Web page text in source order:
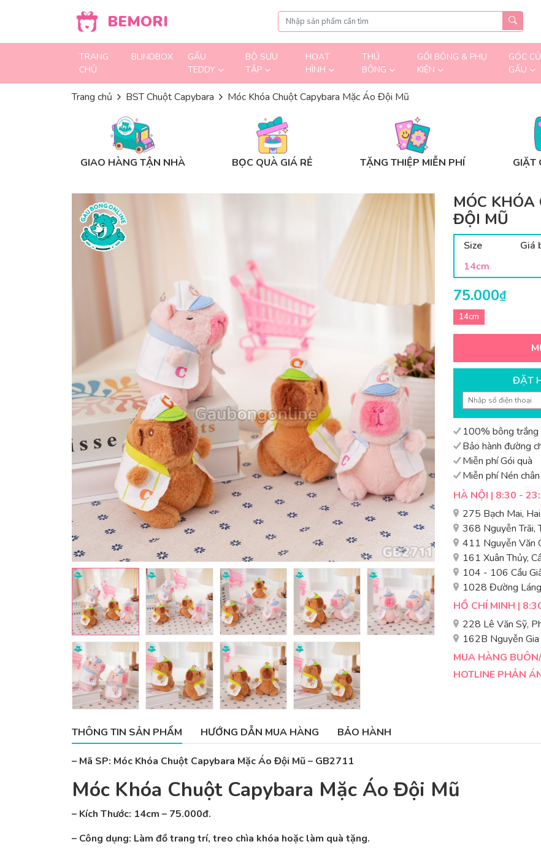
BEMORI
TRANG
CHỦ
BLINDBOX
GẤU
TEDDY
BỘ SƯU
TẬP
HOẠT
HÌNH
THÚ
BÔNG
GỐI BÔNG & PHỤ
KIỆN
GÓC
GẤU
Trang chủ BST Chuột Capybara Móc Khóa Chuột Capybara Mặc Áo Đội Mũ
GIAO HÀNG TẬN NHÀ BỌC QUÀ GIÁ RẺ TẶNG THIỆP MIỄN PHÍ GIẶT
MÓC
ĐỘI MŨ
Size Giá
14cm
75.000₫
14cm
ĐẶT
100% bông trắng
Bảo hành đường
Miễn phí Gói quà
Miễn phí Nén
HÀ NỘI | 8:30 -
275 Bạch Mai,
368 Nguyễn Trãi,
411 Nguyễn Văn
161 Xuân Thủy,
104 - 106 Cầu
1028 Đường
HỒ CHÍ MINH |
228 Lê Văn Sỹ,
162B Nguyễn
MUA HÀNG
HOTLINE PHẢN
THÔNG TIN SẢN PHẨM HƯỚNG DẪN MUA HÀNG BẢO HÀNH
– Mã SP: Móc Khóa Chuột Capybara Mặc Áo Đội Mũ– GB2711
Móc Khóa Chuột Capybara Mặc Áo Đội Mũ
– Kích Thước: 14cm – 75.000đ.
– Công dụng: Làm đồ trang trí, treo chìa khóa hoặc làm quà tặng.